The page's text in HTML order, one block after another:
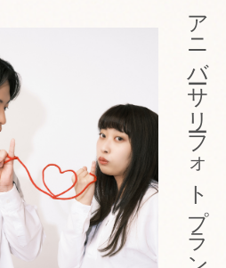
アニバーサリーフォトプラン